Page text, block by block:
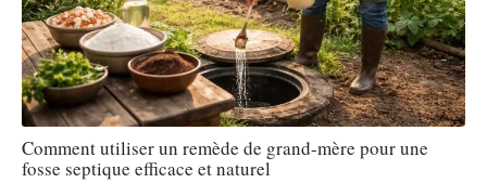
Comment utiliser un remède de grand-mère pour une
fosse septique efficace et naturel